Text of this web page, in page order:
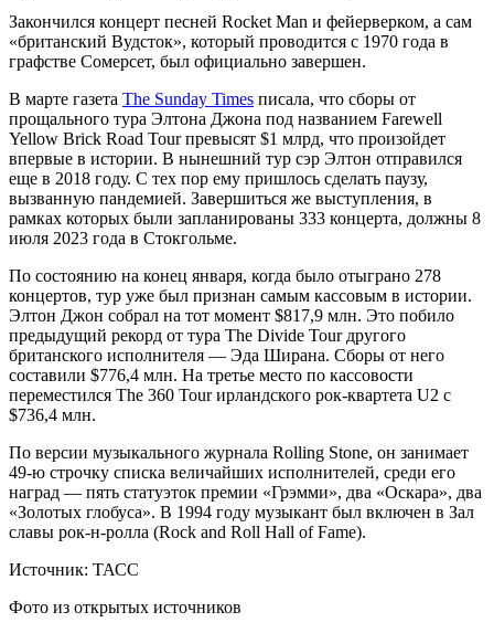
Закончился концерт песней Rocket Man и фейерверком, а сам
«британский Вудсток», который проводится с 1970 года в
графстве Сомерсет, был официально завершен.
В марте газета The Sunday Times писала, что сборы от
прощального тура Элтона Джона под названием Farewell
Yellow Brick Road Tour превысят $1 млрд, что произойдет
впервые в истории. В нынешний тур сэр Элтон отправился
еще в 2018 году. С тех пор ему пришлось сделать паузу,
вызванную пандемией. Завершиться же выступления, в
рамках которых были запланированы 333 концерта, должны 8
июля 2023 года в Стокгольме.
По состоянию на конец января, когда было отыграно 278
концертов, тур уже был признан самым кассовым в истории.
Элтон Джон собрал на тот момент $817,9 млн. Это побило
предыдущий рекорд от тура The Divide Tour другого
британского исполнителя — Эда Ширана. Сборы от него
составили $776,4 млн. На третье место по кассовости
переместился The 360 Tour ирландского рок-квартета U2 с
$736,4 млн.
По версии музыкального журнала Rolling Stone, он занимает
49-ю строчку списка величайших исполнителей, среди его
наград — пять статуэток премии «Грэмми», два «Оскара», два
«Золотых глобуса». В 1994 году музыкант был включен в Зал
славы рок-н-ролла (Rock and Roll Hall of Fame).
Источник: ТАСС
Фото из открытых источников